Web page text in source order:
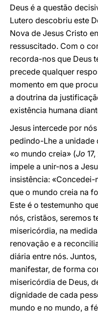
Deus é a questão
Lutero descobriu este
Nova de Jesus Cristo
ressuscitado. Com o
recorda-nos que Deus
precede qualquer
momento em que
a doutrina da
existência humana
Jesus intercede por
pedindo-Lhe a unidade
«o mundo creia» (Jo
impele a unir-nos a
insistência:
que o mundo creia na
Este é o testemunho
nós, cristãos, seremos
misericórdia, na
renovação e a
diária entre nós.
manifestar, de forma
misericórdia de Deus,
dignidade de cada
mundo e no mundo, a